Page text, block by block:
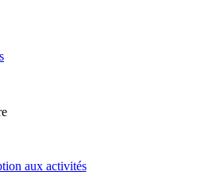
aux activités